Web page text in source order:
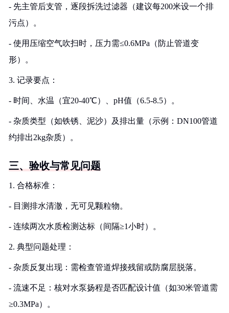
- 先主管后支管，逐段拆洗过滤器（建议每200米设一个排
污点）。
- 使用压缩空气吹扫时，压力需≤0.6MPa（防止管道变
形）。
3. 记录要点：
- 时间、水温（宜20-40℃）、pH值（6.5-8.5）。
- 杂质类型（如铁锈、泥沙）及排出量（示例：DN100管道
约排出2kg杂质）。
三、验收与常见问题
1. 合格标准：
- 目测排水清澈，无可见颗粒物。
- 连续两次水质检测达标（间隔≥1小时）。
2. 典型问题处理：
- 杂质反复出现：需检查管道焊接残留或防腐层脱落。
- 流速不足：核对水泵扬程是否匹配设计值（如30米管道需
≥0.3MPa）。